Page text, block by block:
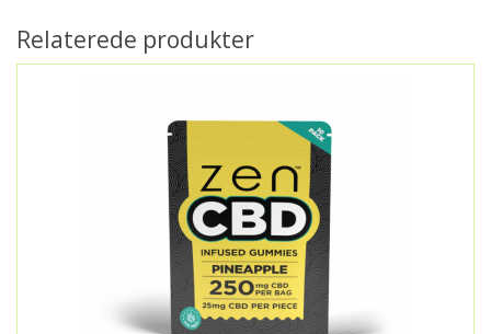
Relaterede produkter